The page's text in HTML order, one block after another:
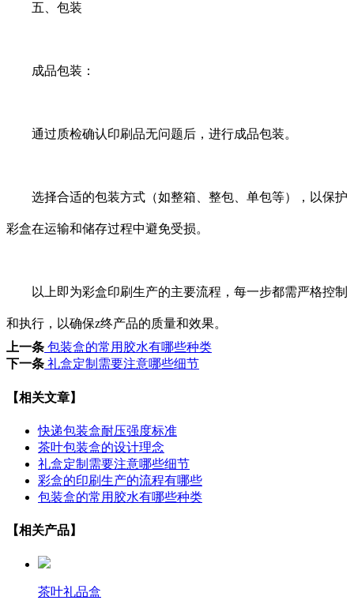
五、包装
成品包装：
通过质检确认印刷品无问题后，进行成品包装。
选择合适的包装方式（如整箱、整包、单包等），以保护
彩盒在运输和储存过程中避免受损。
以上即为彩盒印刷生产的主要流程，每一步都需严格控制
和执行，以确保z终产品的质量和效果。
上一条 包装盒的常用胶水有哪些种类
下一条 礼盒定制需要注意哪些细节
【相关文章】
快递包装盒耐压强度标准
茶叶包装盒的设计理念
礼盒定制需要注意哪些细节
彩盒的印刷生产的流程有哪些
包装盒的常用胶水有哪些种类
【相关产品】
茶叶礼品盒